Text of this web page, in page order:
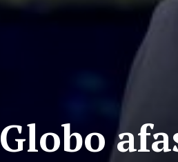
Globo